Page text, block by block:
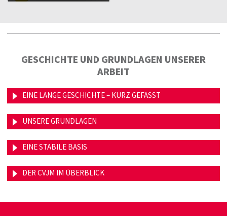
GESCHICHTE UND GRUNDLAGEN UNSERER
ARBEIT
EINE LANGE GESCHICHTE – KURZ GEFASST
UNSERE GRUNDLAGEN
EINE STABILE BASIS
DER CVJM IM ÜBERBLICK